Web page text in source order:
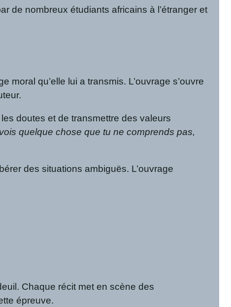
de nombreux étudiants africains à l’étranger et
moral qu’elle lui a transmis. L’ouvrage s’ouvre
doutes et de transmettre des valeurs
quelque chose que tu ne comprends pas,
des situations ambiguës. L’ouvrage
Chaque récit met en scène des
épreuve.